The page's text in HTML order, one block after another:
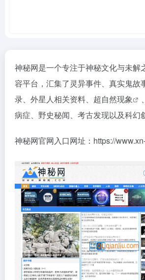
神秘网是一个专注于神秘文化与未解
容平台，汇集了灵异事件、真实鬼故
录、外星人相关资料、 超自然现象
病症、野史秘闻、考古发现以及科幻
神秘网官网入口网址：https://